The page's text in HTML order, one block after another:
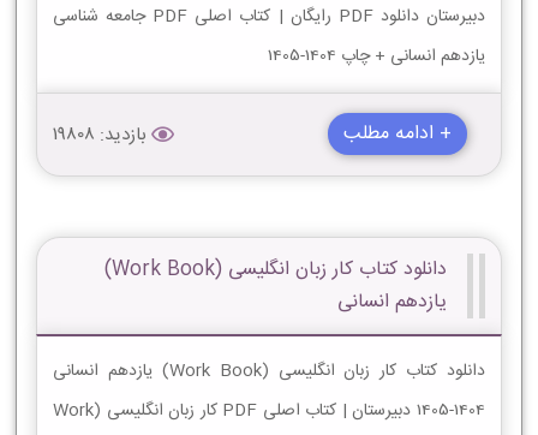
دبیرستان دانلود PDF رایگان | کتاب اصلی PDF جامعه شناسی
یازدهم انسانی + چاپ 1404-1405
+ ادامه مطلب بازدید: 19808
دانلود کتاب کار زبان انگلیسی (Work Book)
یازدهم انسانی
دانلود کتاب کار زبان انگلیسی (Work Book) یازدهم انسانی
1404-1405 دبیرستان | کتاب اصلی PDF کار زبان انگلیسی (Work